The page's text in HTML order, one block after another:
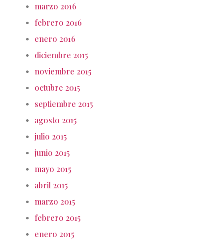
marzo 2016
febrero 2016
enero 2016
diciembre 2015
noviembre 2015
octubre 2015
septiembre 2015
agosto 2015
julio 2015
junio 2015
mayo 2015
abril 2015
marzo 2015
febrero 2015
enero 2015